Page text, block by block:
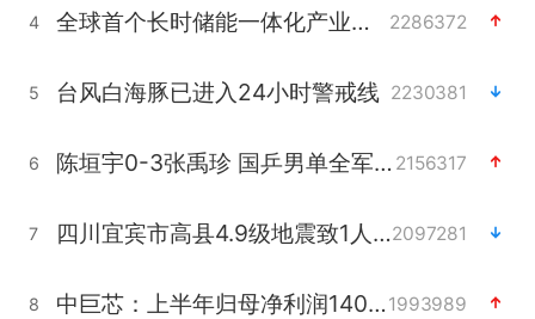
4 全球首个长时储能一体化产业园量产 2286372
5 台风白海豚已进入24小时警戒线 2230381
6 陈垣宇0-3张禹珍 国乒男单全军覆没 2156317
7 四川宜宾市高县4.9级地震致1人死亡2097281
8 中巨芯：上半年归母净利润1405.77万元1993989